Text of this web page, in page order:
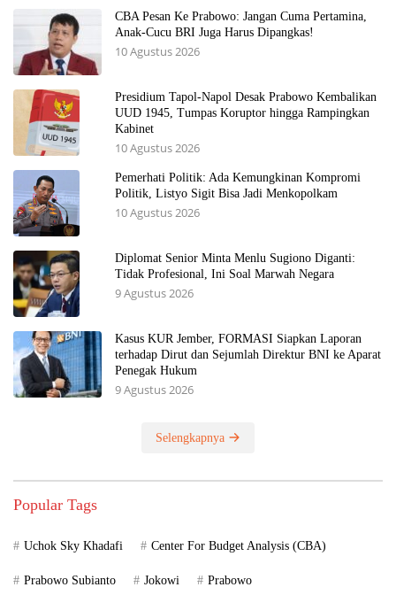
CBA Pesan Ke Prabowo: Jangan Cuma Pertamina,
Anak-Cucu BRI Juga Harus Dipangkas!
10 Agustus 2026
Presidium Tapol-Napol Desak Prabowo Kembalikan
UUD 1945, Tumpas Koruptor hingga Rampingkan
Kabinet
10 Agustus 2026
Pemerhati Politik: Ada Kemungkinan Kompromi
Politik, Listyo Sigit Bisa Jadi Menkopolkam
10 Agustus 2026
Diplomat Senior Minta Menlu Sugiono Diganti:
Tidak Profesional, Ini Soal Marwah Negara
9 Agustus 2026
Kasus KUR Jember, FORMASI Siapkan Laporan
terhadap Dirut dan Sejumlah Direktur BNI ke Aparat
Penegak Hukum
9 Agustus 2026
Selengkapnya
Popular Tags
Uchok Sky Khadafi Center For Budget Analysis (CBA)
Prabowo Subianto Jokowi Prabowo